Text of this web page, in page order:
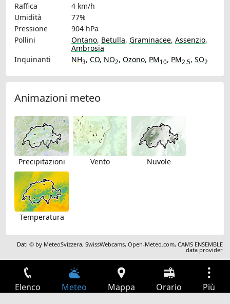
Raffica
4 km/h
Umidità
77%
Pressione
904 hPa
Pollini
Ontano, Betulla, Graminacee, Assenzio,
Ambrosia
Inquinanti
NH3, CO, NO2, Ozono, PM10, PM2.5, SO2
Animazioni meteo
Precipitazioni Vento Nuvole
Temperatura
Dati © by MeteoSvizzera,SwissWebcams,Open-Meteo.com,CAMS ENSEMBLE
data provider
Elenco Meteo Mappa Orario Più